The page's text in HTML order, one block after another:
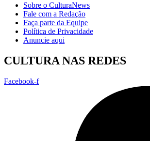
Sobre o CulturaNews
Fale com a Redação
Faça parte da Equipe
Política de Privacidade
Anuncie aqui
CULTURA NAS REDES
Facebook-f